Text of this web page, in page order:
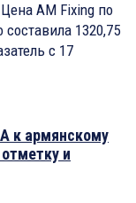
AM Fixing по
1320,75
с 17
к армянскому
и